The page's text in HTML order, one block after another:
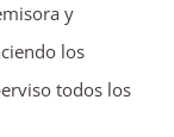
y
los
todos los